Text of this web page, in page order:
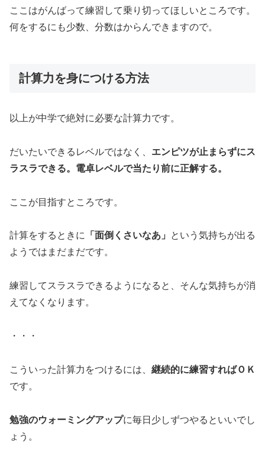
ここはがんばって練習して乗り切ってほしいところです。
何をするにも少数、分数はからんできますので。
計算力を身につける方法
以上が中学で絶対に必要な計算力です。
だいたいできるレベルではなく、 エンピツが止まらずにス
ラスラできる。電卓レベルで当たり前に正解する。
ここが目指すところです。
計算をするときに 「面倒くさいなあ」
という気持ちが出る
ようではまだまだです。
練習してスラスラできるようになると、そんな気持ちが消
えてなくなります。
・・・
こういった計算力をつけるには、 継続的に練習すればＯＫ
です。
勉強のウォーミングアップに毎日少しずつやるといいでし
ょう。